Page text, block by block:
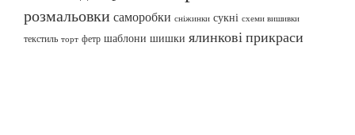
розмальовки саморобки сніжинки сукні схеми вишивки
текстиль торт фетр шаблони шишки ялинкові прикраси